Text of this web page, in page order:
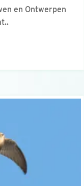
en Ontwerpen